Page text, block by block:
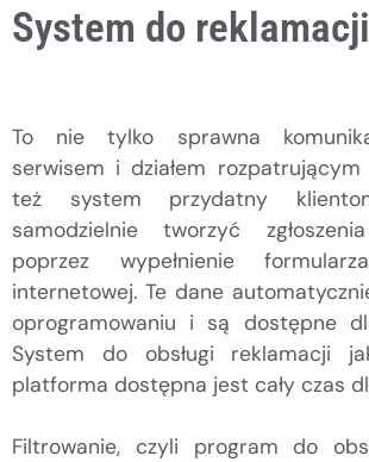
System do reklamacji
To nie tylko sprawna
serwisem i działem
też system przydatny
samodzielnie tworzyć
poprzez wypełnienie
internetowej. Te dane
oprogramowaniu i są dostępne
System do obsługi reklamacji
platforma dostępna jest cały czas
Filtrowanie, czyli program do